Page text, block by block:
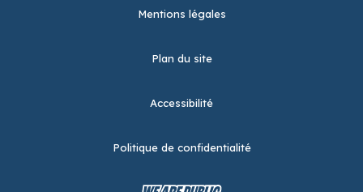
Mentions légales
Plan du site
Accessibilité
Politique de confidentialité